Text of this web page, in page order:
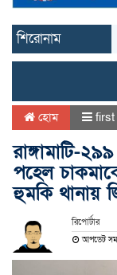
শিরোনাম
হোম
রাঙ্গামাটি-
পহেল
হুমকি থানায়
রিপোর্টার
আপডেট সময়